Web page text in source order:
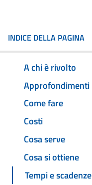
INDICE DELLA PAGINA
A chi è rivolto
Approfondimenti
Come fare
Costi
Cosa serve
Cosa si ottiene
Tempi e scadenze